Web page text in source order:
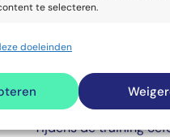
te selecteren.
op basis van automatisch
doeleinden
Johannes: ‘Omdat de
vergelijkbaar waren,
zorgde direct voor het
Tijdens de training